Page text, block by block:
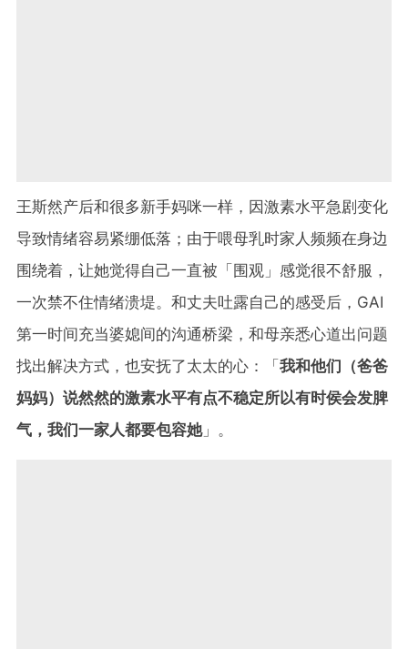
王斯然产后和很多新手妈咪一样，因激素水平急剧变化
导致情绪容易紧绷低落；由于喂母乳时家人频频在身边
围绕着，让她觉得自己一直被「围观」感觉很不舒服，
一次禁不住情绪溃堤。和丈夫吐露自己的感受后，GAI
第一时间充当婆媳间的沟通桥梁，和母亲悉心道出问题
找出解决方式，也安抚了太太的心：「我和他们（爸爸
妈妈）说然然的激素水平有点不稳定所以有时侯会发脾
气，我们一家人都要包容她」。